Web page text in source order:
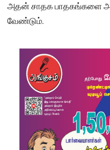
அதன் சாதக பாதகங்களை
வேண்டும்.